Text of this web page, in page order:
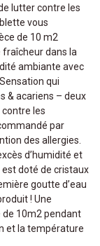
lutter contre les
vous
de 10 m2
fraîcheur dans la
ambiante avec
qui
& acariens – deux
les
par
des allergies.
d’humidité et
est doté de cristaux
goutte d’eau
! Une
de 10m2 pendant
et la température